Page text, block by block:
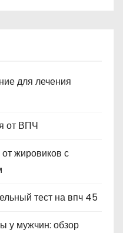
для лечения
от ВПЧ
жировиков с
тест на впч 45
у мужчин: обзор